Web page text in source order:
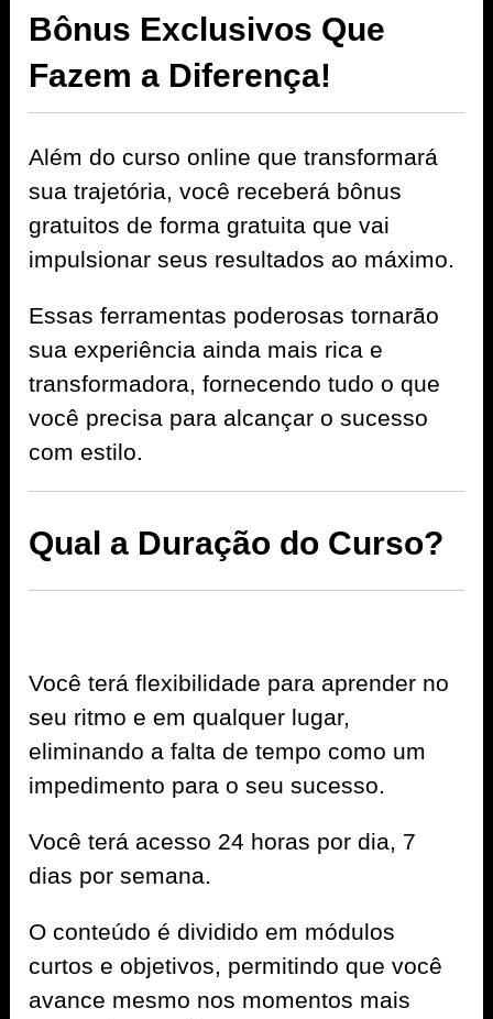
Bônus Exclusivos Que
Fazem a Diferença!
Além do curso online que transformará
sua trajetória, você receberá bônus
gratuitos de forma gratuita que vai
impulsionar seus resultados ao máximo.
Essas ferramentas poderosas tornarão
sua experiência ainda mais rica e
transformadora, fornecendo tudo o que
você precisa para alcançar o sucesso
com estilo.
Qual a Duração do Curso?
Você terá flexibilidade para aprender no
seu ritmo e em qualquer lugar,
eliminando a falta de tempo como um
impedimento para o seu sucesso.
Você terá acesso 24 horas por dia, 7
dias por semana.
O conteúdo é dividido em módulos
curtos e objetivos, permitindo que você
avance mesmo nos momentos mais